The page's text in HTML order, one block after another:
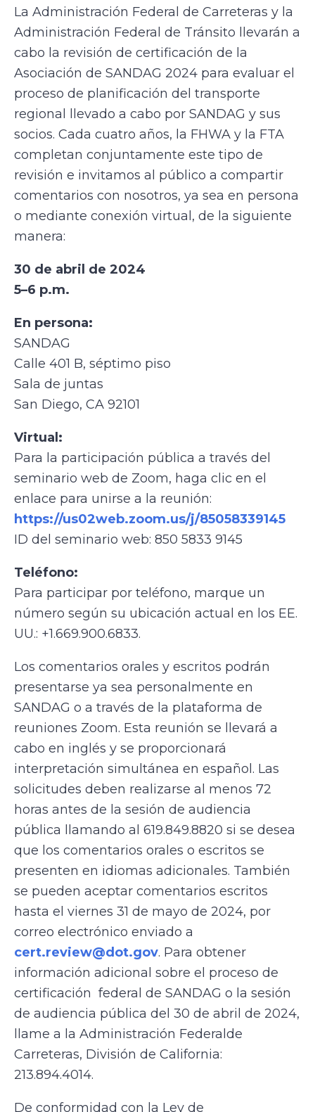
La Administración Federal de Carreteras y la
Administración Federal de Tránsito llevarán a
cabo la revisión de certificación de la
Asociación de SANDAG 2024 para evaluar el
proceso de planificación del transporte
regional llevado a cabo por SANDAG y sus
socios. Cada cuatro años, la FHWA y la FTA
completan conjuntamente este tipo de
revisión e invitamos al público a compartir
comentarios con nosotros, ya sea en persona
o mediante conexión virtual, de la siguiente
manera:
30 de abril de 2024
5–6 p.m.
En persona:
SANDAG
Calle 401 B, séptimo piso
Sala de juntas
San Diego, CA 92101
Virtual:
Para la participación pública a través del
seminario web de Zoom, haga clic en el
enlace para unirse a la reunión:
https://us02web.zoom.us/j/85058339145
ID del seminario web: 850 5833 9145
Teléfono:
Para participar por teléfono, marque un
número según su ubicación actual en los EE.
UU.: +1.669.900.6833.
Los comentarios orales y escritos podrán
presentarse ya sea personalmente en
SANDAG o a través de la plataforma de
reuniones Zoom. Esta reunión se llevará a
cabo en inglés y se proporcionará
interpretación simultánea en español. Las
solicitudes deben realizarse al menos 72
horas antes de la sesión de audiencia
pública llamando al 619.849.8820 si se desea
que los comentarios orales o escritos se
presenten en idiomas adicionales. También
se pueden aceptar comentarios escritos
hasta el viernes 31 de mayo de 2024, por
correo electrónico enviado a
cert.review@dot.gov. Para obtener
información adicional sobre el proceso de
certificación federal de SANDAG o la sesión
de audiencia pública del 30 de abril de 2024,
llame a la Administración Federalde
Carreteras, División de California:
213.894.4014.
De conformidad con la Ley de